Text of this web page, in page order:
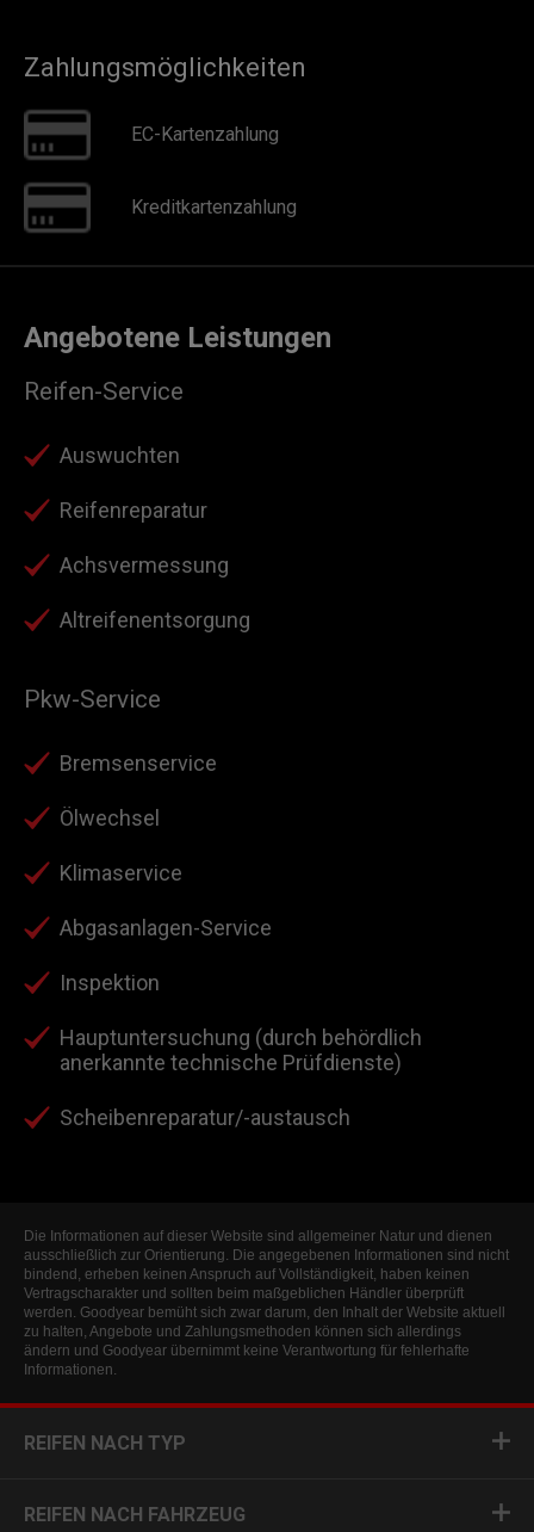
Zahlungsmöglichkeiten
EC-Kartenzahlung
Kreditkartenzahlung
Angebotene Leistungen
Reifen-Service
Auswuchten
Reifenreparatur
Achsvermessung
Altreifenentsorgung
Pkw-Service
Bremsenservice
Ölwechsel
Klimaservice
Abgasanlagen-Service
Inspektion
Hauptuntersuchung (durch behördlich
anerkannte technische Prüfdienste)
Scheibenreparatur/-austausch
Die Informationen auf dieser Website sind allgemeiner Natur und dienen
ausschließlich zur Orientierung. Die angegebenen Informationen sind nicht
bindend, erheben keinen Anspruch auf Vollständigkeit, haben keinen
Vertragscharakter und sollten beim maßgeblichen Händler überprüft
werden. Goodyear bemüht sich zwar darum, den Inhalt der Website aktuell
zu halten, Angebote und Zahlungsmethoden können sich allerdings
ändern und Goodyear übernimmt keine Verantwortung für fehlerhafte
Informationen.
REIFEN NACH TYP
REIFEN NACH FAHRZEUG